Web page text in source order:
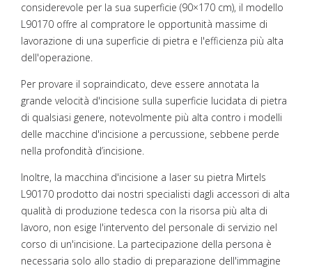
considerevole per la sua superficie (90×170 cm), il modello
L90170 offre al compratore le opportunità massime di
lavorazione di una superficie di pietra e l'efficienza più alta
dell'operazione.
Per provare il sopraindicato, deve essere annotata la
grande velocità d'incisione sulla superficie lucidata di pietra
di qualsiasi genere, notevolmente più alta contro i modelli
delle macchine d'incisione a percussione, sebbene perde
nella profondità d’incisione.
Inoltre, la macchina d'incisione a laser su pietra Mirtels
L90170 prodotto dai nostri specialisti dagli accessori di alta
qualità di produzione tedesca con la risorsa più alta di
lavoro, non esige l'intervento del personale di servizio nel
corso di un'incisione. La partecipazione della persona è
necessaria solo allo stadio di preparazione dell'immagine